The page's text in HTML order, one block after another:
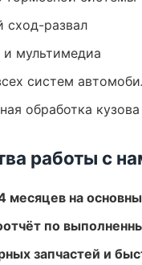
сход-развал
мультимедиа
систем
обработка кузова
работы с
месяцев на
по
запчастей и